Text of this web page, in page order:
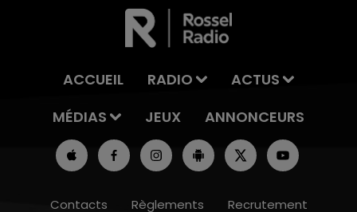
ACCUEIL RADIO
ACTUS
MÉDIAS
JEUX ANNONCEURS
Contacts Règlements Recrutement